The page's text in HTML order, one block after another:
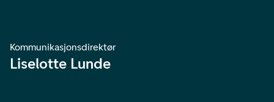
Kommunikasjonsdirektør
Liselotte Lunde